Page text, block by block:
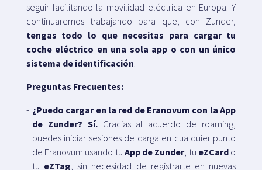
seguir facilitando la movilidad eléctrica en Europa. Y
continuaremos trabajando para que, con Zunder,
tengas todo lo que necesitas para cargar tu
coche eléctrico en una sola app o con un único
sistema de identificación
Preguntas Frecuentes:
¿Puedo cargar en la red de Eranovum con la App
de Zunder? Sí.Gracias al acuerdo de roaming,
puedes iniciar sesiones de carga en cualquier punto
de Eranovum usando tu App de Zunder, tu eZCardo
tu eZTag , sin necesidad de registrarte en nuevas